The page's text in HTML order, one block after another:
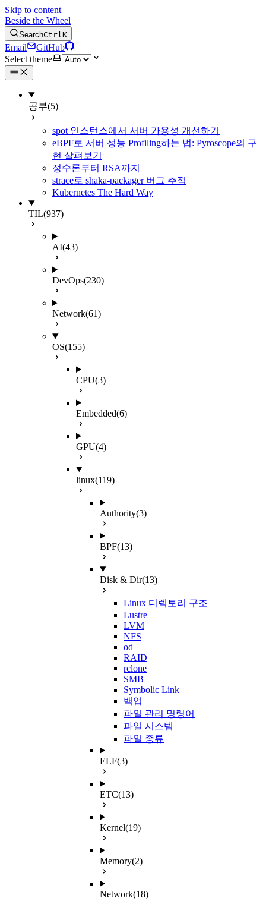
Skip to content
Beside the Wheel
SearchCtrlK
Email
GitHub
Select theme
공부(5)
spot 인스턴스에서 서버 가용성 개선하기
eBPF로 서버 성능 Profiling하는 법: Pyroscope의 구
현 살펴보기
정수론부터 RSA까지
strace로 shaka-packager 버그 추적
Kubernetes The Hard Way
TIL(937)
AI(43)
DevOps(230)
Network(61)
OS(155)
CPU(3)
Embedded(6)
GPU(4)
linux(119)
Authority(3)
BPF(13)
Disk & Dir(13)
Linux 디렉토리 구조
Lustre
LVM
NFS
od
RAID
rclone
SMB
Symbolic Link
백업
파일 관리 명령어
파일 시스템
파일 종류
ELF(3)
ETC(13)
Kernel(19)
Memory(2)
Network(18)